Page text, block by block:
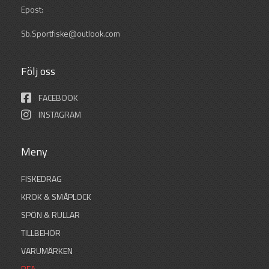
Epost:
Sb.Sportfiske@outlook.com
Följ oss
FACEBOOK
INSTAGRAM
Meny
FISKEDRAG
KROK & SMÅPLOCK
SPÖN & RULLAR
TILLBEHÖR
VARUMÄRKEN